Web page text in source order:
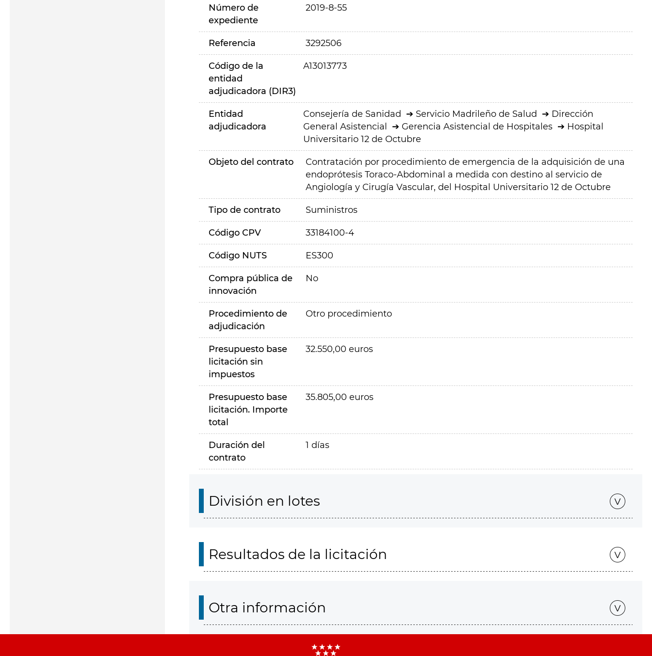
Número de
expediente
2019-8-55
Referencia 3292506
Código de la
entidad
adjudicadora (DIR3)
A13013773
Entidad
adjudicadora
Consejería de Sanidad Servicio Madrileño de Salud
Dirección
General Asistencial
Gerencia Asistencial de Hospitales
Hospital
Universitario 12 de Octubre
Objeto del contrato
Contratación por procedimiento de emergencia de la adquisición de una
endoprótesis Toraco-Abdominal a medida con destino al servicio de
Angiología y Cirugía Vascular, del Hospital Universitario 12 de Octubre
Tipo de contrato Suministros
Código CPV 33184100-4
Código NUTS ES300
Compra pública de
innovación
No
Procedimiento de
adjudicación
Otro procedimiento
Presupuesto base
licitación sin
impuestos
32.550,00 euros
Presupuesto base
licitación. Importe
total
35.805,00 euros
Duración del
contrato
1 días
División en lotes
Resultados de la licitación
Otra información